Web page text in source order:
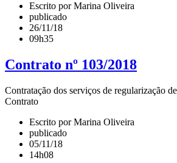
Escrito por Marina Oliveira
publicado
26/11/18
09h35
Contrato nº 103/2018
Contratação dos serviços de regularização
Contrato
Escrito por Marina Oliveira
publicado
05/11/18
14h08